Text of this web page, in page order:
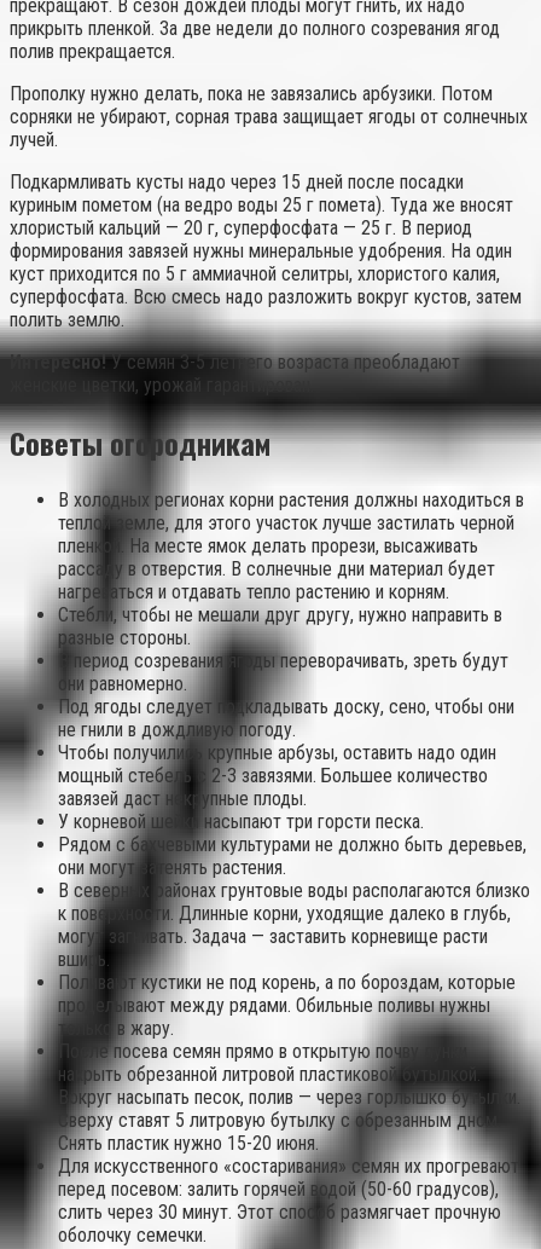
прекращают. В сезон дождей плоды могут гнить, их надо
прикрыть пленкой. За две недели до полного созревания ягод
полив прекращается.
Прополку нужно делать, пока не завязались арбузики. Потом
сорняки не убирают, сорная трава защищает ягоды от солнечных
лучей.
Подкармливать кусты надо через 15 дней после посадки
куриным пометом (на ведро воды 25 г помета). Туда же вносят
хлористый кальций — 20 г, суперфосфата — 25 г. В период
формирования завязей нужны минеральные удобрения. На один
куст приходится по 5 г аммиачной селитры, хлористого калия,
суперфосфата. Всю смесь надо разложить вокруг кустов, затем
полить землю.
Интересно!У семян 3-5 летнего возраста преобладают
женские цветки, урожай гарантирован.
Советы огородникам
В холодных регионах корни растения должны находиться в
теплой земле, для этого участок лучше застилать черной
пленкой. На месте ямок делать прорези, высаживать
рассаду в отверстия. В солнечные дни материал будет
нагреваться и отдавать тепло растению и корням.
Стебли, чтобы не мешали друг другу, нужно направить в
разные стороны.
В период созревания ягоды переворачивать, зреть будут
они равномерно.
Под ягоды следует подкладывать доску, сено, чтобы они
не гнили в дождливую погоду.
Чтобы получились крупные арбузы, оставить надо один
мощный стебель с 2-3 завязями. Большее количество
завязей даст некрупные плоды.
У корневой шейки насыпают три горсти песка.
Рядом с бахчевыми культурами не должно быть деревьев,
они могут затенять растения.
В северных районах грунтовые воды располагаются близко
к поверхности. Длинные корни, уходящие далеко в глубь,
могут загнивать. Задача — заставить корневище расти
вширь.
Поливают кустики не под корень, а по бороздам, которые
проделывают между рядами. Обильные поливы нужны
только в жару.
После посева семян прямо в открытую почву лунки
накрыть обрезанной литровой пластиковой бутылкой.
Вокруг насыпать песок, полив — через горлышко бутылки.
Сверху ставят 5 литровую бутылку с обрезанным дном.
Снять пластик нужно 15-20 июня.
Для искусственного «состаривания» семян их прогревают
перед посевом: залить горячей водой (50-60 градусов),
слить через 30 минут. Этот способ размягчает прочную
оболочку семечки.